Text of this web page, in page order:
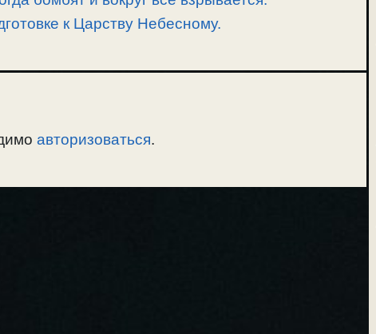
к Царству Небесному.
авторизоваться.